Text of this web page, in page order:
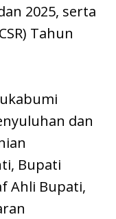
2025, serta
Tahun
dan
Bupati
Ahli Bupati,